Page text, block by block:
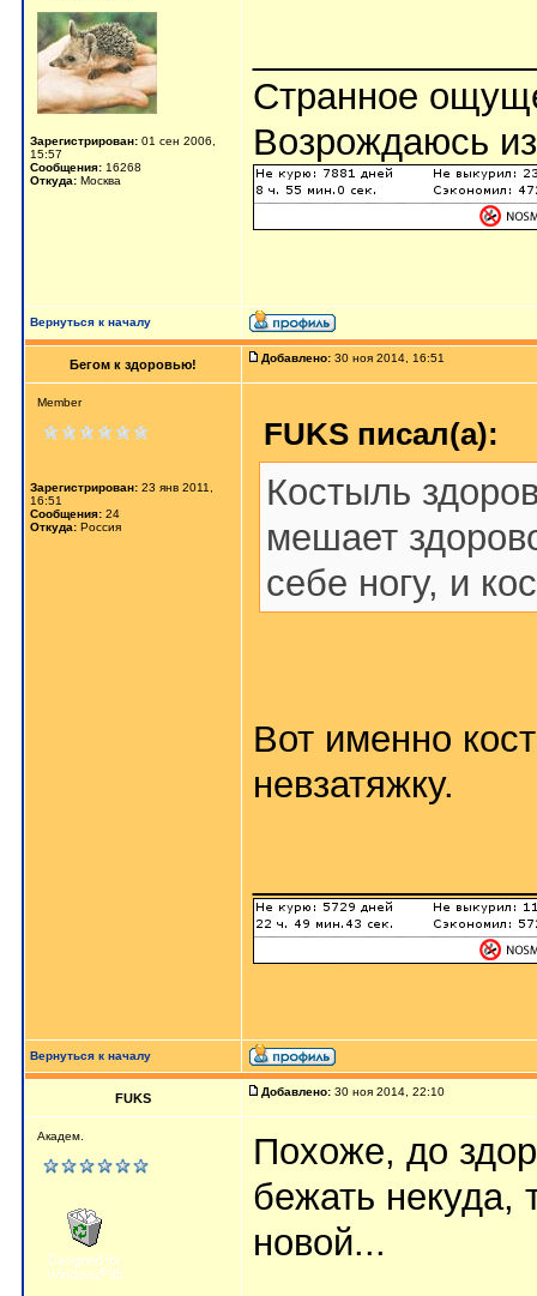
Зарегистрирован: 01 сен 2006,
15:57
Сообщения: 16268
Откуда: Москва
Странное
Возрождаюсь
Вернуться к началу
Бегом к здоровью! Добавлено: 30 ноя 2014, 16:51
Member
Зарегистрирован: 23 янв 2011,
16:51
Сообщения: 24
Откуда: Россия
FUKS писал(а):
Костыль
мешает
себе ногу, и
Вот именно
невзатяжку.
Вернуться к началу
FUKS Добавлено: 30 ноя 2014, 22:10
Академ.
Похоже, до
бежать некуда,
новой...